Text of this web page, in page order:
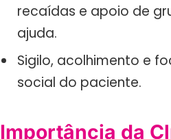
recaídas e apoio de
ajuda.
Sigilo, acolhimento e
social do paciente.
Importância da